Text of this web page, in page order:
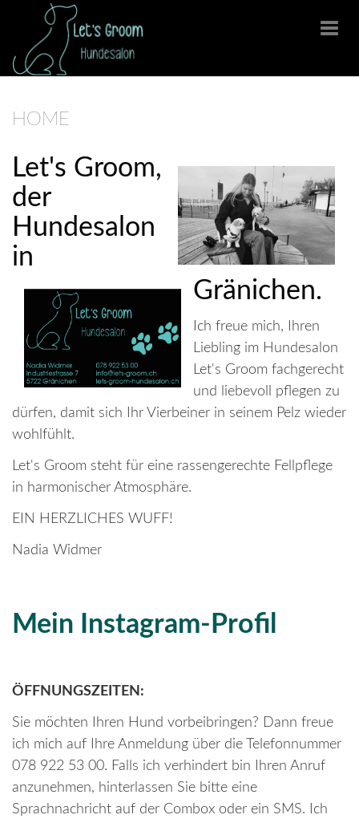
HOME
Let's Groom,
der
Hundesalon
in
Gränichen.
Ich freue mich, Ihren
Liebling im Hundesalon
Let's Groom fachgerecht
und liebevoll pflegen zu
dürfen, damit sich Ihr Vierbeiner in seinem Pelz wieder
wohlfühlt.
Let's Groom steht für eine rassengerechte Fellpflege
in harmonischer Atmosphäre.
EIN HERZLICHES WUFF!
Nadia Widmer
Mein Instagram-Profil
ÖFFNUNGSZEITEN:
Sie möchten Ihren Hund vorbeibringen? Dann freue
ich mich auf Ihre Anmeldung über die Telefonnummer
078 922 53 00. Falls ich verhindert bin Ihren Anruf
anzunehmen, hinterlassen Sie bitte eine
Sprachnachricht auf der Combox oder ein SMS. Ich